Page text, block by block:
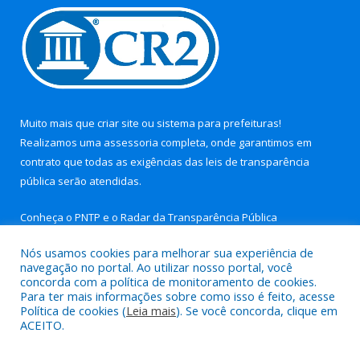
Muito mais que criar site ou sistema para prefeituras!
Realizamos uma assessoria completa, onde garantimos em
contrato que todas as exigências das leis de transparência
pública serão atendidas.
Conheça o PNTP e o Radar da Transparência Pública
Todos os direitos reservados a Prefeitura Municipal de Aurora
do Pará.
Nós usamos cookies para melhorar sua experiência de
navegação no portal. Ao utilizar nosso portal, você
concorda com a política de monitoramento de cookies.
Para ter mais informações sobre como isso é feito, acesse
Política de cookies (Leia mais). Se você concorda, clique em
ACEITO.